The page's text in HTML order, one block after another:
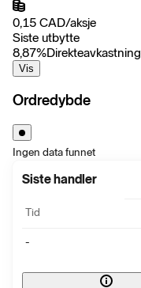
0,15 CAD/aksje
Siste utbytte
8,87%Direkteavkastning
Vis
Ordredybde
Ingen data funnet
Siste handler
Tid
-